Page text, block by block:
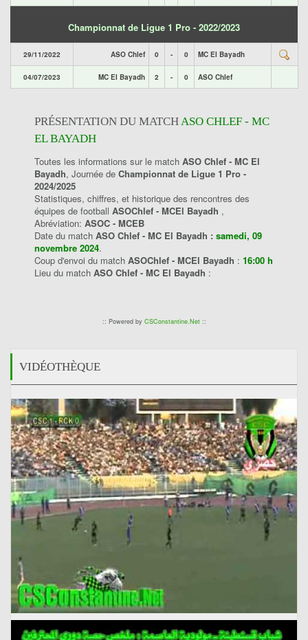
Championnat de Ligue 1 Pro - 2022/2023
29/11/2022 ASO Chlef 0 - 0 MC El Bayadh
04/07/2023 MC El Bayadh 2 - 0 ASO Chlef
PRÉSENTATION DU MATCHASO CHLEF - MC
EL BAYADH
Toutes les informations sur le match ASO Chlef - MC El
Bayadh, Journée de Championnat de Ligue 1 Pro -
2024/2025
Statistiques, chiffres, et historique des rencontres des
équipes de football ASOChlef - MCEl Bayadh ,
Abréviation: ASOC - MCEB
Date du match ASO Chlef - MC El Bayadh : samedi, 09
novembre 2024.
Coup d'envoi du match ASOChlef - MCEl Bayadh : 16:00 h
Lieu du match ASO Chlef - MC El Bayadh :
:: Powered by CSConstantine.Net::
VIDÉOTHÈQUE